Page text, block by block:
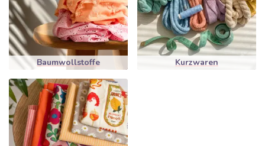
Baumwollstoffe Kurzwaren